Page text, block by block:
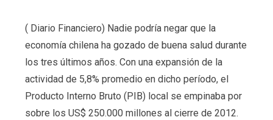
( Diario Financiero) Nadie podría negar que la
economía chilena ha gozado de buena salud durante
los tres últimos años. Con una expansión de la
actividad de 5,8% promedio en dicho período, el
Producto Interno Bruto (PIB) local se empinaba por
sobre los US$ 250.000 millones al cierre de 2012.